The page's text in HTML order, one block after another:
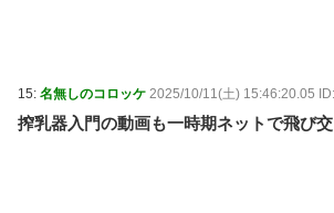
15: 名無しのコロッケ 2025/10/11(土) 15:46:20.05
搾乳器入門の動画も一時期ネットで飛び